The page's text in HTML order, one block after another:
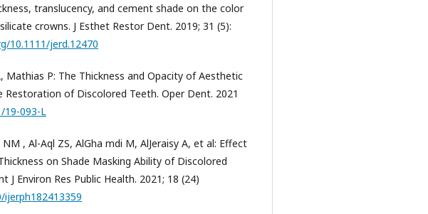
translucency, and cement shade on the color
crowns. J Esthet Restor Dent. 2019; 31 (5):
10.1111/jerd.12470
Mathias P: The Thickness and Opacity of Aesthetic
Restoration of Discolored Teeth. Oper Dent. 2021
19-093-L
, Al-Aql ZS, AlGha mdi M, AlJeraisy A, et al: Effect
on Shade Masking Ability of Discolored
J Environ Res Public Health. 2021; 18 (24)